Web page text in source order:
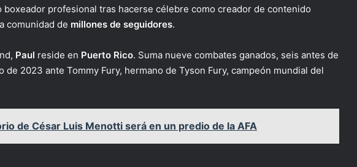
boxeador profesional tras hacerse célebre como creador de contenido
comunidad de millones de seguidores.
Paul reside en Puerto Rico. Suma nueve combates ganados, seis antes de
2023 ante Tommy Fury, hermano de Tyson Fury, campeón mundial del
de César Luis Menotti será en un predio de la AFA